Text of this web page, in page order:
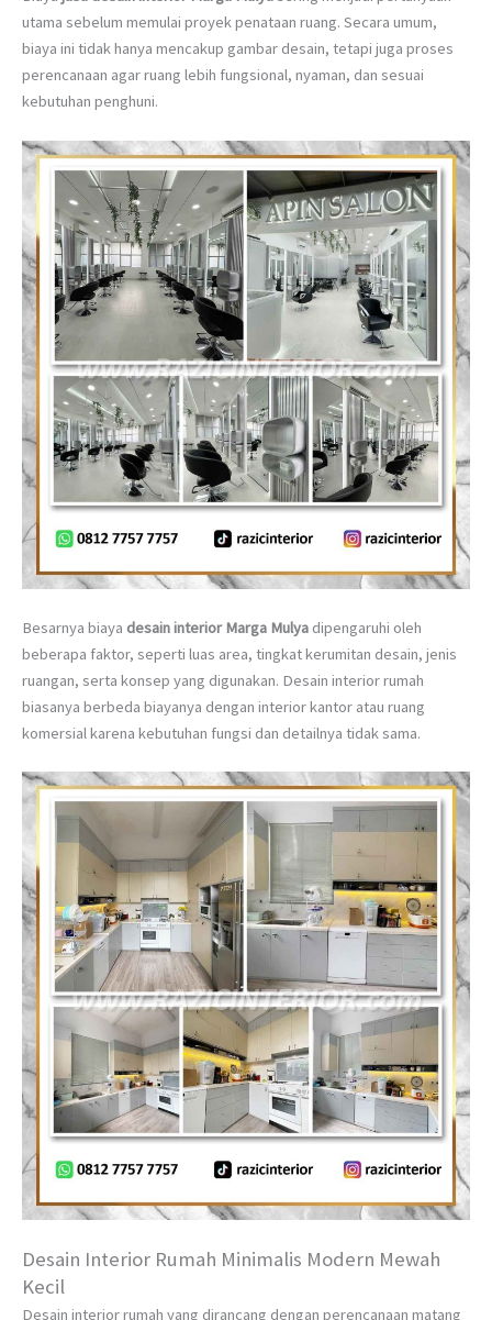
utama sebelum memulai proyek penataan ruang. Secara umum,
biaya ini tidak hanya mencakup gambar desain, tetapi juga proses
perencanaan agar ruang lebih fungsional, nyaman, dan sesuai
kebutuhan penghuni.
Besarnya biaya desain interior Marga Mulya dipengaruhi oleh
beberapa faktor, seperti luas area, tingkat kerumitan desain, jenis
ruangan, serta konsep yang digunakan. Desain interior rumah
biasanya berbeda biayanya dengan interior kantor atau ruang
komersial karena kebutuhan fungsi dan detailnya tidak sama.
Desain Interior Rumah Minimalis Modern Mewah
Kecil
Desain interior rumah yang dirancang dengan perencanaan matang